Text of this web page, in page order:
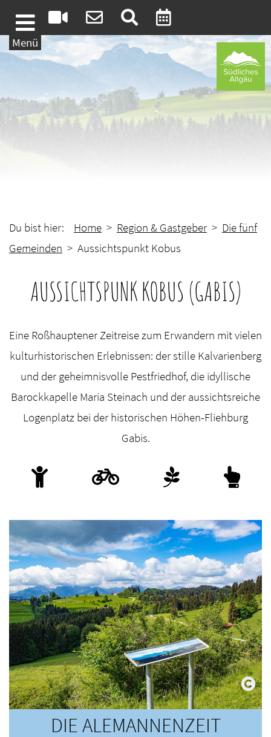
Weiter zum Inhalt
Menü
Du bist hier: Home > Region & Gastgeber > Die fünf
Gemeinden > Aussichtspunkt Kobus
AUSSICHTSPUNK KOBUS (GABIS)
Eine Roßhauptener Zeitreise zum Erwandern mit vielen
kulturhistorischen Erlebnissen: der stille Kalvarienberg
und der geheimnisvolle Pestfriedhof, die idyllische
Barockkapelle Maria Steinach und der aussichtsreiche
Logenplatz bei der historischen Höhen-Fliehburg
Gabis.
DIE ALEMANNENZEIT